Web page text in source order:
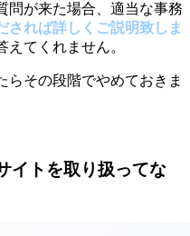
問が来た場合、適当な事務
されば詳しくご説明致しま
えてくれません。
らその段階でやめておきま
イトを取り扱ってな